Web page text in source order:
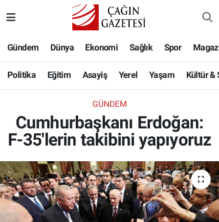
Gündem Dünya Ekonomi Sağlık Spor
Politika Eğitim Asayiş Yerel Yaşam Kültür &
GÜNDEM
Cumhurbaşkanı Erdoğan:
F-35'lerin takibini yapıyoruz
Eğitim
Asayiş
Yaşam
Kültür & Sanat
Bilim-Teknoloji
Köşe Yazıları
Hava Durumu
Namaz Vakitleri
Süper Lig Puan Durumu ve Fikstür
Tüm Manşetler
Son Dakika Haberleri
Haber Arşivi